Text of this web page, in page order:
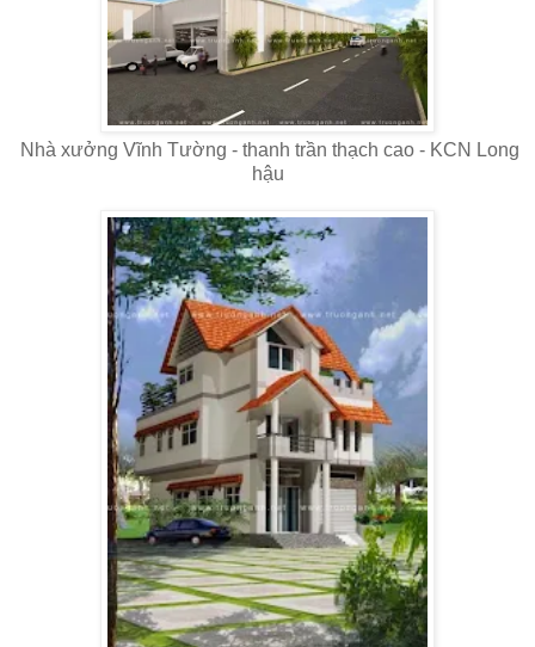
Nhà xưởng Vĩnh Tường - thanh trần thạch cao - KCN Long
hậu